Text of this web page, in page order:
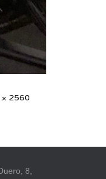
2560
8,